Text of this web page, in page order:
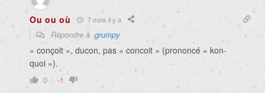
Ou ou où 7 mois il y a
Répondre àgrumpy
« conçoit », ducon, pas « concoit » (prononcé « kon-
quoi »).
0 -1